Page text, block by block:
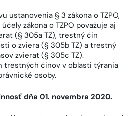
ustanovenia § 3 zákona o TZPO,
zákona o TZPO považuje aj
(§ 305a TZ), trestný čin
o zviera (§ 305b TZ) a trestný
zvierat (§ 305c TZ).
trestných činov v oblasti týrania
osoby.
dňa 01. novembra 2020.